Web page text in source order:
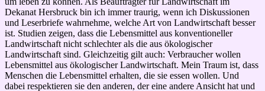
Dekanat Hersbruck bin ich immer traurig, wenn ich Diskussionen
und Leserbriefe wahrnehme, welche Art von Landwirtschaft besser
ist. Studien zeigen, dass die Lebensmittel aus konventioneller
Landwirtschaft nicht schlechter als die aus ökologischer
Landwirtschaft sind. Gleichzeitig gilt auch: Verbraucher wollen
Lebensmittel aus ökologischer Landwirtschaft. Mein Traum ist, dass
Menschen die Lebensmittel erhalten, die sie essen wollen. Und
dabei respektieren sie den anderen, der eine andere Ansicht hat und